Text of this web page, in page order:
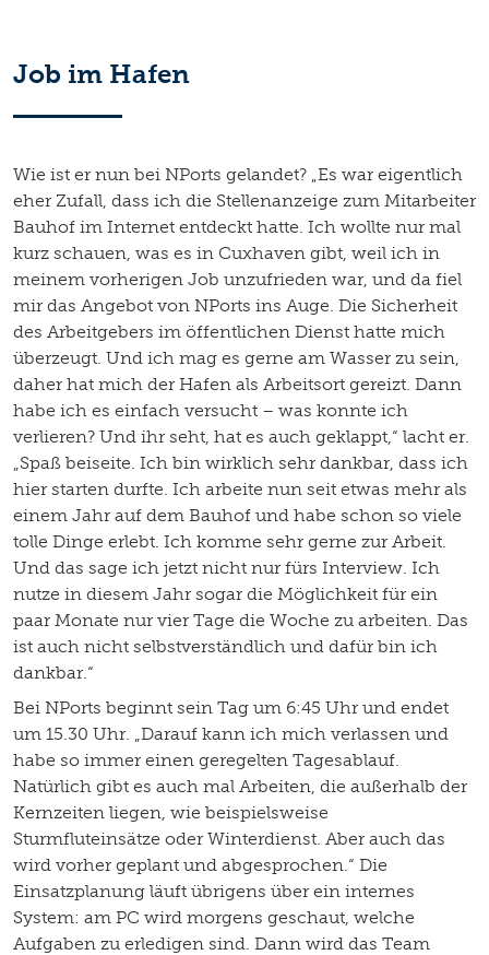
Job im Hafen
Wie ist er nun bei NPorts gelandet? „Es war eigentlich
eher Zufall, dass ich die Stellenanzeige zum Mitarbeiter
Bauhof im Internet entdeckt hatte. Ich wollte nur mal
kurz schauen, was es in Cuxhaven gibt, weil ich in
meinem vorherigen Job unzufrieden war, und da fiel
mir das Angebot von NPorts ins Auge. Die Sicherheit
des Arbeitgebers im öffentlichen Dienst hatte mich
überzeugt. Und ich mag es gerne am Wasser zu sein,
daher hat mich der Hafen als Arbeitsort gereizt. Dann
habe ich es einfach versucht – was konnte ich
verlieren? Und ihr seht, hat es auch geklappt,“ lacht er.
„Spaß beiseite. Ich bin wirklich sehr dankbar, dass ich
hier starten durfte. Ich arbeite nun seit etwas mehr als
einem Jahr auf dem Bauhof und habe schon so viele
tolle Dinge erlebt. Ich komme sehr gerne zur Arbeit.
Und das sage ich jetzt nicht nur fürs Interview. Ich
nutze in diesem Jahr sogar die Möglichkeit für ein
paar Monate nur vier Tage die Woche zu arbeiten. Das
ist auch nicht selbstverständlich und dafür bin ich
dankbar.“
Bei NPorts beginnt sein Tag um 6:45 Uhr und endet
um 15.30 Uhr. „Darauf kann ich mich verlassen und
habe so immer einen geregelten Tagesablauf.
Natürlich gibt es auch mal Arbeiten, die außerhalb der
Kernzeiten liegen, wie beispielsweise
Sturmfluteinsätze oder Winterdienst. Aber auch das
wird vorher geplant und abgesprochen.“ Die
Einsatzplanung läuft übrigens über ein internes
System: am PC wird morgens geschaut, welche
Aufgaben zu erledigen sind. Dann wird das Team